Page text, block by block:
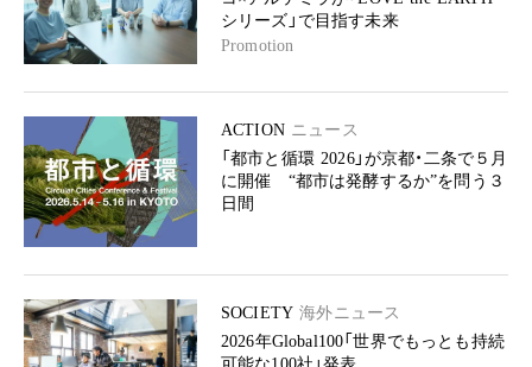
シリーズ」で目指す未来
Promotion
ACTION ニュース
「都市と循環 2026」が京都・二条で５月
に開催 “都市は発酵するか”を問う３
日間
SOCIETY 海外ニュース
2026年Global100「世界でもっとも持続